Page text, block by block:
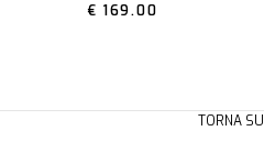
€ 169.00
TORNA SU